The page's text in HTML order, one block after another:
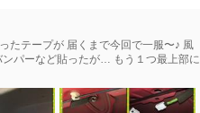
たテープが 届くまで今回で一服〜♪ 風
パーなど貼ったが… もう１つ最上部に